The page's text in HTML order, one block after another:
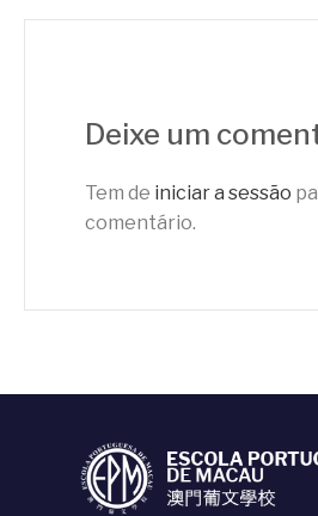
Deixe um
Tem de iniciar a sessão
comentário.